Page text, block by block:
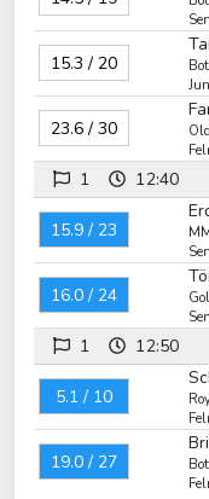
15.3 / 20
23.6 / 30
1 12:40
15.9 / 23
16.0 / 24
1 12:50
5.1 / 10
19.0 / 27